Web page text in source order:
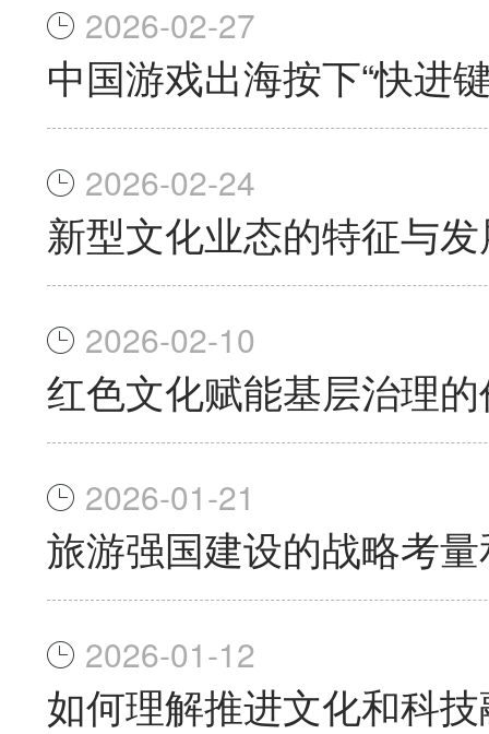
2026-02-27
中国游戏出海按下“快进
2026-02-24
新型文化业态的特征与
2026-02-10
红色文化赋能基层治理
2026-01-21
旅游强国建设的战略考
2026-01-12
如何理解推进文化和科